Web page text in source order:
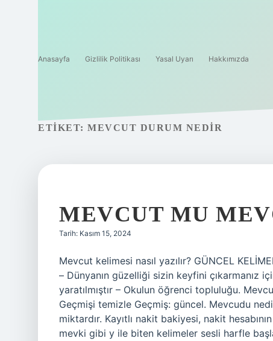
Anasayfa Gizlilik Politikası Yasal Uyarı Hakkımızda
ETIKET: MEVCUT DURUM NEDIR
MEVCUT MU
Tarih: Kasım 15, 2024
Mevcut kelimesi nasıl yazılır? GÜNCEL
– Dünyanın güzelliği sizin keyfini çıkarmanız
yaratılmıştır – Okulun öğrenci topluluğu.
Geçmişi temizle Geçmiş: güncel. Mevcudu
miktardır. Kayıtlı nakit bakiyesi, nakit
mevki gibi y ile biten kelimeler sesli harfle